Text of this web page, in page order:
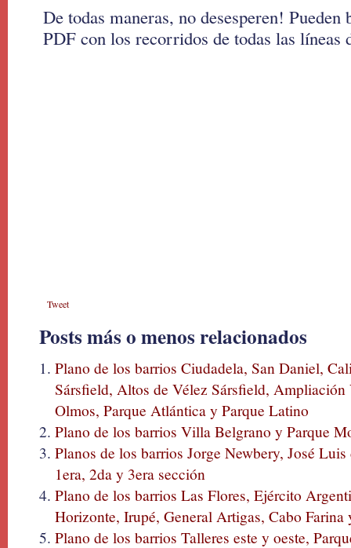
De todas maneras, no desesperen! Pueden
PDF con los recorridos de todas las líneas
Tweet
Posts más o menos relacionados
Plano de los barrios Ciudadela, San Daniel,
Sársfield, Altos de Vélez Sársfield,
Olmos, Parque Atlántica y Parque Latino
Plano de los barrios Villa Belgrano y Parque
Planos de los barrios Jorge Newbery, José
1era, 2da y 3era sección
Plano de los barrios Las Flores, Ejército
Horizonte, Irupé, General Artigas, Cabo
Plano de los barrios Talleres este y oeste,